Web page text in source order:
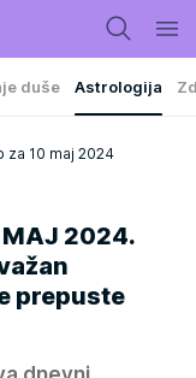
duše Astrologija
za 10 maj 2024
MAJ 2024.
prepuste